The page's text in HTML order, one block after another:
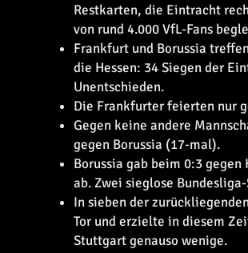
Restkarten, die Eintracht
von rund 4.000 VfL-Fans
Frankfurt und Borussia
die Hessen: 34 Siegen der
Unentschieden.
Die Frankfurter feierten nur
Gegen keine andere
gegen Borussia (17-mal).
Borussia gab beim 0:3
ab. Zwei sieglose
In sieben der
Tor und erzielte in diesem
Stuttgart genauso wenige.